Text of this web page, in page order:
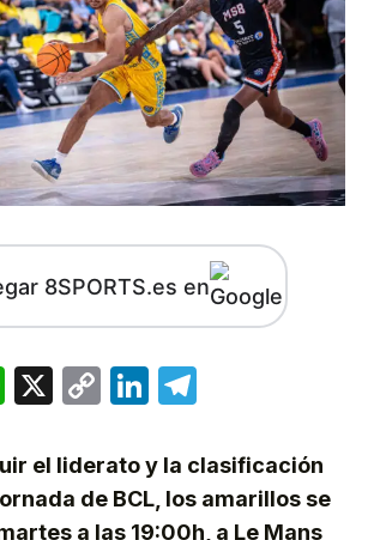
8SPORTS.es en
WhatsApp
X
CopyLinkedIn
el liderato y la clasificación
de BCL, los amarillos se
a las 19:00h, a Le Mans